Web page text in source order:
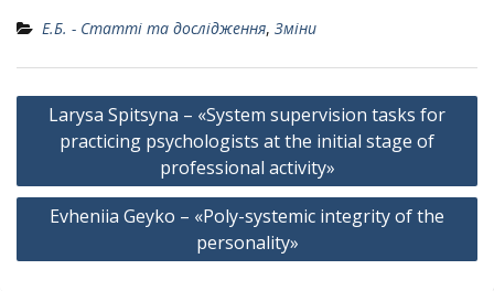
Е.Б. - Статті та дослідження, Зміни
Навігація
записів
Larysa Spitsyna – «System supervision tasks for
practicing psychologists at the initial stage of
professional activity»
Evheniia Geyko – «Poly-systemic integrity of the
personality»